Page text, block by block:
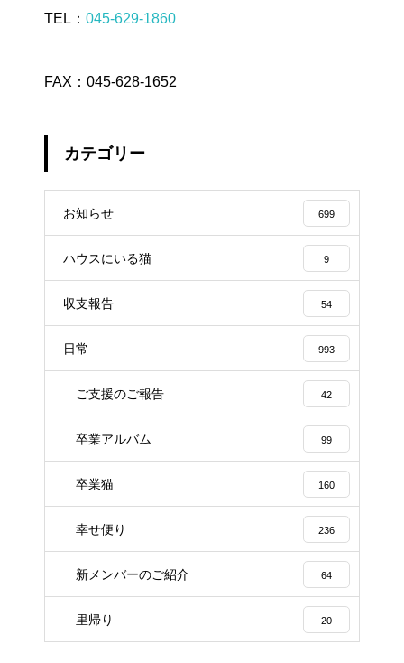
TEL： 045-629-1860
FAX：045-628-1652
カテゴリー
お知らせ 699
ハウスにいる猫 9
収支報告 54
日常 993
ご支援のご報告 42
卒業アルバム 99
卒業猫 160
幸せ便り 236
新メンバーのご紹介 64
里帰り 20